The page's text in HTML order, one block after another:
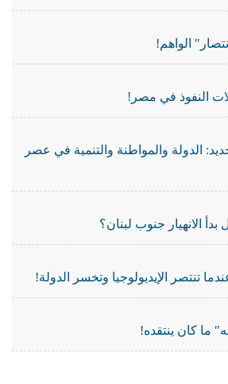
الواهم!
النفوذ في مصر!
الدولة والمواطنة والتنمية في عصر
الانهيار جنوب لبنان؟
تنتصر الإيديولوجيا وتخسر الدولة!
ما كان ينتقده!